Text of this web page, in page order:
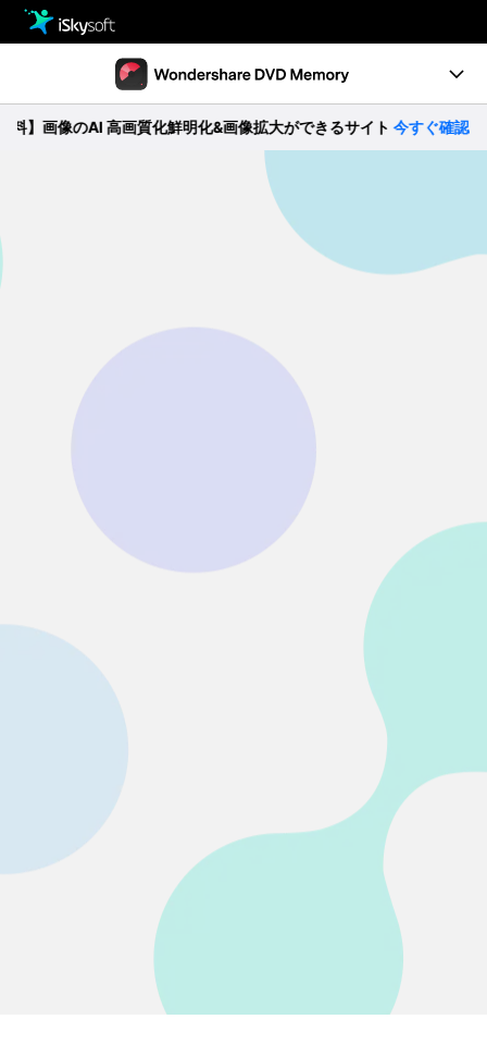
Utility
製品活用事例
製品機能
像のAI 高画質化鮮明化&画像拡大ができるサイト今すぐ確認 >>